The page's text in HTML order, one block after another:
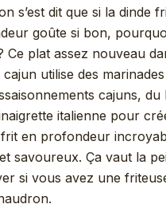
s’est dit que si la dinde
goûte si bon,
Ce plat assez nouveau
cajun utilise des
cajuns,
italienne pour
en profondeur
savoureux. Ça vaut la
si vous avez une